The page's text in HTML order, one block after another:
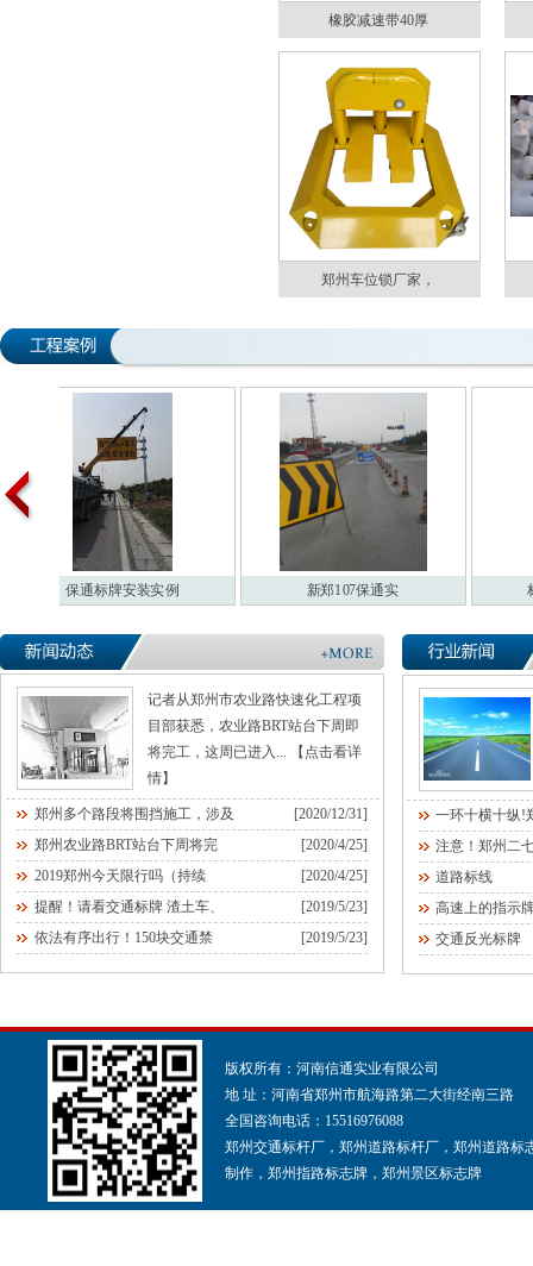
橡胶减速带40厚
郑州车位锁厂家，
保通标牌安装实例 新郑107保通实 标
记者从郑州市农业路快速化工程项
目部获悉，农业路BRT站台下周即
将完工，这周已进入...
【点击看详
情】
郑州多个路段将围挡施工，涉及
[2020/12/31]
郑州农业路BRT站台下周将完
[2020/4/25]
2019郑州今天限行吗（持续
[2020/4/25]
提醒！请看交通标牌 渣土车、
[2019/5/23]
依法有序出行！150块交通禁
[2019/5/23]
一环十横十纵!
注意！郑州二
道路标线
高速上的指示
交通反光标牌
版权所有：河南信通实业有限公司
地 址：河南省郑州市航海路第二大街经南三路
全国咨询电话：15516976088
郑州交通标杆厂，郑州道路标杆厂，郑州道路
制作，郑州指路标志牌，郑州景区标志牌